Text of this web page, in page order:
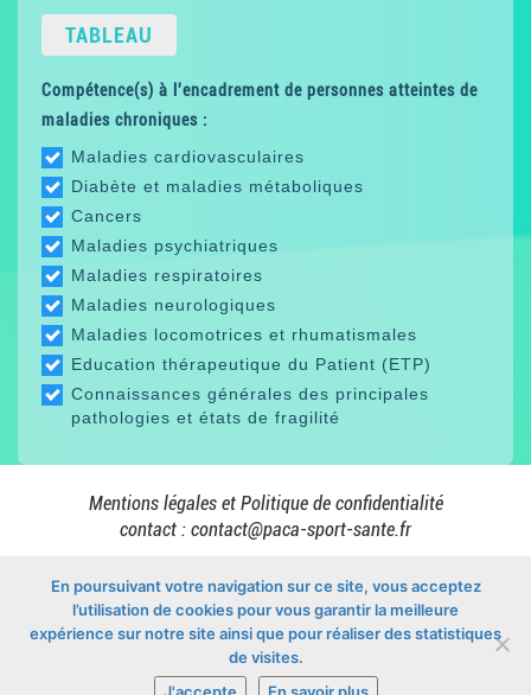
TABLEAU
Compétence(s) à l'encadrement de personnes atteintes de
maladies chroniques :
Maladies cardiovasculaires
Diabète et maladies métaboliques
Cancers
Maladies psychiatriques
Maladies respiratoires
Maladies neurologiques
Maladies locomotrices et rhumatismales
Education thérapeutique du Patient (ETP)
Connaissances générales des principales
pathologies et états de fragilité
Mentions légales et Politique de confidentialité
contact : contact@paca-sport-sante.fr
En collaboration avec
En poursuivant votre navigation sur ce site, vous acceptez
l’utilisation de cookies pour vous garantir la meilleure
expérience sur notre site ainsi que pour réaliser des statistiques
de visites.